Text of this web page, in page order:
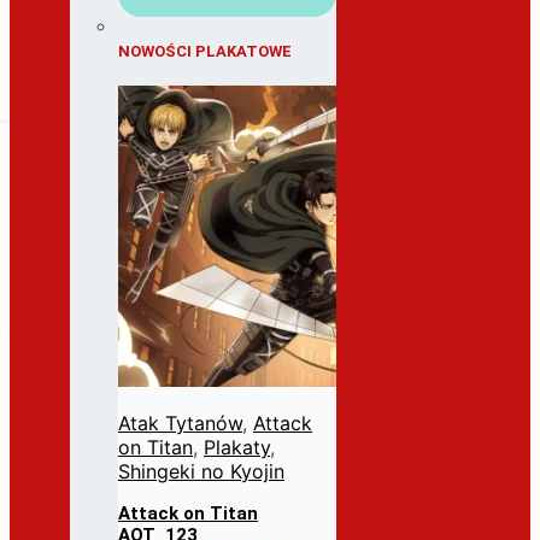
NOWOŚCI PLAKATOWE
Atak Tytanów, Attack
on Titan, Plakaty,
Shingeki no Kyojin
Attack on Titan
AOT_123